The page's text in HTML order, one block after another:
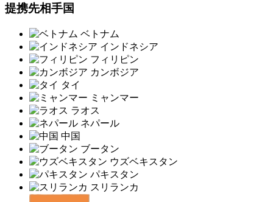
提携先相手国
ベトナム
インドネシア
フィリピン
カンボジア
タイ
ミャンマー
ラオス
ネパール
中国
ブータン
ウズベキスタン
パキスタン
スリランカ